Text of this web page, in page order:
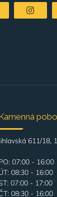
611/18,
07:00 - 16:00
08:30 - 16:00
07:00 - 17:00
08:30 - 16:00